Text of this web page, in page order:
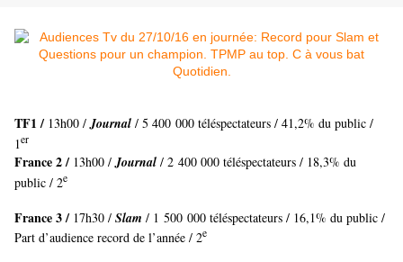
TF1 / 13h00 /Journal / 5 400 000 téléspectateurs / 41,2% du public /
1er
France 2 / 13h00 /Journal / 2 400 000 téléspectateurs / 18,3% du
public / 2e
France 3 / 17h30 / Slam / 1 500 000 téléspectateurs / 16,1% du public /
Part d’audience record de l’année / 2e